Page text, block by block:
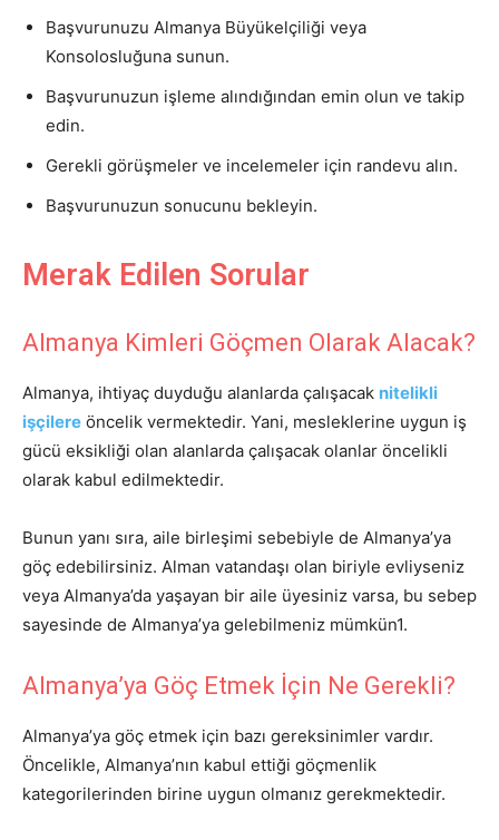
Başvurunuzu Almanya Büyükelçiliği veya
Konsolosluğuna sunun.
Başvurunuzun işleme alındığından emin olun ve takip
edin.
Gerekli görüşmeler ve incelemeler için randevu alın.
Başvurunuzun sonucunu bekleyin.
Merak Edilen Sorular
Almanya Kimleri Göçmen Olarak Alacak?
Almanya, ihtiyaç duyduğu alanlarda çalışacak nitelikli
işçilere öncelik vermektedir. Yani, mesleklerine uygun iş
gücü eksikliği olan alanlarda çalışacak olanlar öncelikli
olarak kabul edilmektedir.
Bunun yanı sıra, aile birleşimi sebebiyle de Almanya’ya
göç edebilirsiniz. Alman vatandaşı olan biriyle evliyseniz
veya Almanya’da yaşayan bir aile üyesiniz varsa, bu sebep
sayesinde de Almanya’ya gelebilmeniz mümkün1.
Almanya’ya Göç Etmek İçin Ne Gerekli?
Almanya’ya göç etmek için bazı gereksinimler vardır.
Öncelikle, Almanya’nın kabul ettiği göçmenlik
kategorilerinden birine uygun olmanız gerekmektedir.